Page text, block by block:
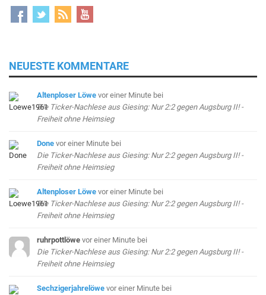
NEUESTE KOMMENTARE
Altenploser Löwe vor einer Minute bei
Die Ticker-Nachlese aus Giesing: Nur 2:2 gegen Augsburg II! -
Freiheit ohne Heimsieg
Done vor einer Minute bei
Die Ticker-Nachlese aus Giesing: Nur 2:2 gegen Augsburg II! -
Freiheit ohne Heimsieg
Altenploser Löwe vor einer Minute bei
Die Ticker-Nachlese aus Giesing: Nur 2:2 gegen Augsburg II! -
Freiheit ohne Heimsieg
ruhrpottlöwe vor einer Minute bei
Die Ticker-Nachlese aus Giesing: Nur 2:2 gegen Augsburg II! -
Freiheit ohne Heimsieg
Sechzigerjahrelöwe vor einer Minute bei